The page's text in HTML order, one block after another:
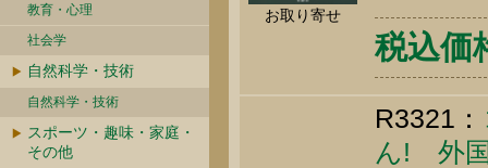
教育・心理
社会学
自然科学・技術
自然科学・技術
スポーツ・趣味・家庭・
その他
お取り寄せ
税込価
R3321：
ん! 外国